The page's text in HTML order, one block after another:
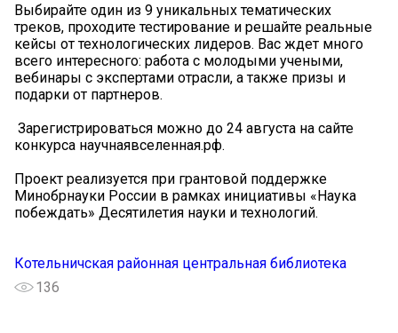
Выбирайте один из 9 уникальных тематических
треков, проходите тестирование и решайте реальные
кейсы от технологических лидеров. Вас ждет много
всего интересного: работа с молодыми учеными,
вебинары с экспертами отрасли, а также призы и
подарки от партнеров.
️ Зарегистрироваться можно до 24 августа на сайте
конкурса научнаявселенная.рф.
Проект реализуется при грантовой поддержке
Минобрнауки России в рамках инициативы «Наука
побеждать» Десятилетия науки и технологий.
Котельничская районная центральная библиотека
136